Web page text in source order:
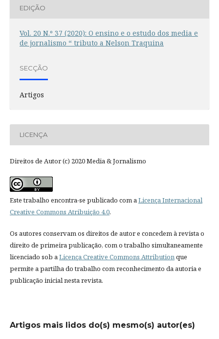
EDIÇÃO
Vol. 20 N.º 37 (2020): O ensino e o estudo dos media e
de jornalismo “ tributo a Nelson Traquina
SECÇÃO
Artigos
LICENÇA
Direitos de Autor (c) 2020 Media & Jornalismo
Este trabalho encontra-se publicado com aLicença Internacional
Creative Commons Atribuição 4.0.
Os autores conservam os direitos de autor e concedem à revista o
direito de primeira publicação, com o trabalho simultaneamente
licenciado sob aLicença Creative Commons Attributionque
permite a partilha do trabalho com reconhecimento da autoria e
publicação inicial nesta revista.
Artigos mais lidos do(s) mesmo(s) autor(es)